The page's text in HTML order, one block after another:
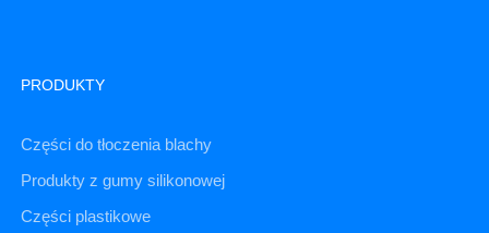
PRODUKTY
Części do tłoczenia blachy
Produkty z gumy silikonowej
Części plastikowe